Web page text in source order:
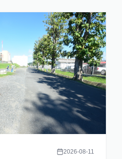
2026-08-11